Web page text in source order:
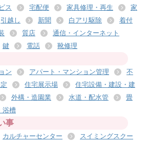
ス
宅配便 家具修理・再生
家
引越し 新聞 白アリ駆除
着付
質店
通信・インターネット
鍵 電話 靴修理
ン アパート・マンション管理
不
住宅展示場
住宅設備・建設・建
外構・造園業 水道・配水管
畳
浴槽
事
カルチャーセンター
スイミングスクー